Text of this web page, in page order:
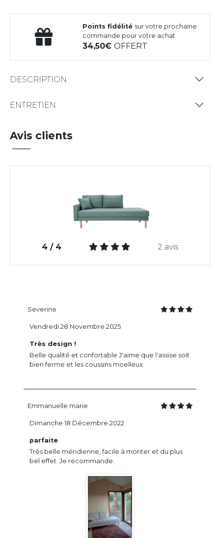
Points fidélité sur votre prochaine
commande pour votre achat
34,50OFFERT
DESCRIPTION
ENTRETIEN
Avis clients
4 / 4 2 avis
Severine
Très design !
Belle qualité et confortable J'aime que l'assise soit
bien ferme et les coussins moelleux.
Vendredi 28 Novembre 2025
Emmanuelle marie
parfaite
Très belle méridienne, facile à monter et du plus
bel effet. Je recommande.
Dimanche 18 Décembre 2022